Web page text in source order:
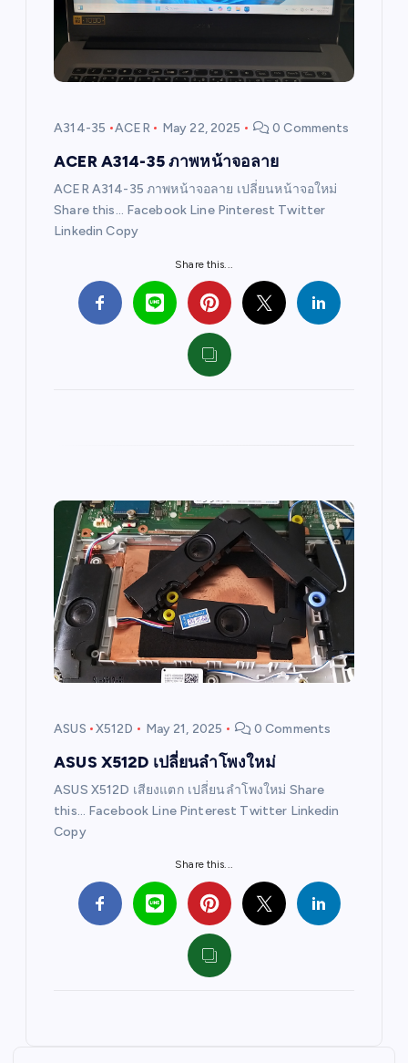
A314-35 ACER May 22, 2025 0 Comments
ACER A314-35 ภาพหน้าจอลาย
ACER A314-35 ภาพหน้าจอลาย เปลี่ยนหน้าจอใหม่
Share this… Facebook Line Pinterest Twitter
Linkedin Copy
Share this...
ASUS X512D May 21, 2025 0 Comments
ASUS X512D เปลี่ยนลำโพงใหม่
ASUS X512D เสียงแตก เปลี่ยนลำโพงใหม่ Share
this… Facebook Line Pinterest Twitter Linkedin
Copy
Share this...